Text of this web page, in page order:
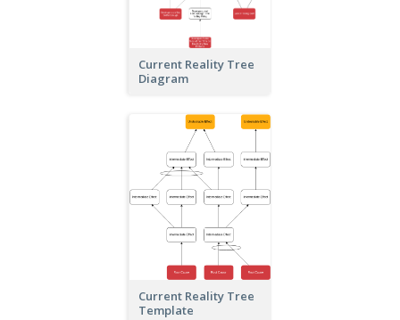
Current Reality Tree
Diagram
Current Reality Tree
Template